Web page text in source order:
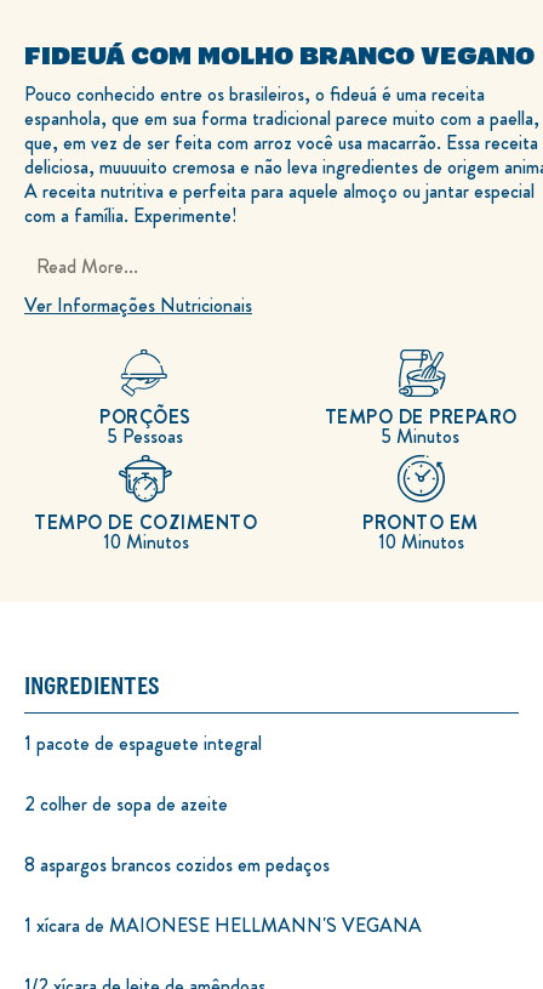
FIDEUÁ COM MOLHO BRANCO VEGANO
Nenhuma
avaliação
enviada
para
este
recipe
DEIXE SUA AVALIAÇÃO FAÇA UMA PERGUNTA
Pouco conhecido entre os brasileiros, o fideuá é uma receita
espanhola, que em sua forma tradicional parece muito com a
que, em vez de ser feita com arroz você usa macarrão. Essa
deliciosa, muuuuito cremosa e não leva ingredientes de origem
com a família. Experimente!
Read More...
Ver Informações Nutricionais
5 Pessoas
PORÇÕES
5 Minutos
TEMPO DE PREPARO
INGREDIENTES
1 pacote de espaguete integral
2 colher de sopa de azeite
8 aspargos brancos cozidos em pedaços
1 xícara de MAIONESE HELLMANN'S VEGANA